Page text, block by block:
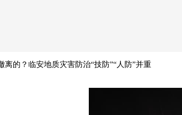
离的？临安地质灾害防治“技防”“人防”并重